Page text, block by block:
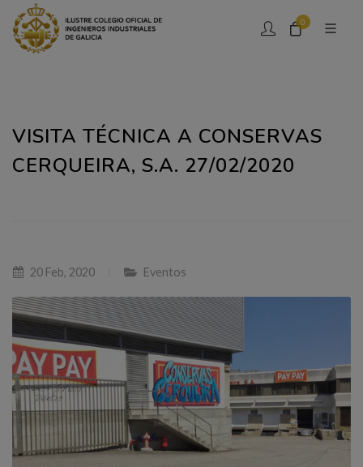
0
VISITA TÉCNICA A CONSERVAS
CERQUEIRA, S.A. 27/02/2020
20 Feb, 2020 Eventos